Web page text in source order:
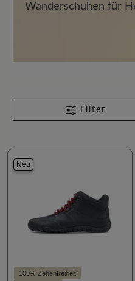
Wanderschuhen für
Filter
Neu
100% Zehenfreiheit